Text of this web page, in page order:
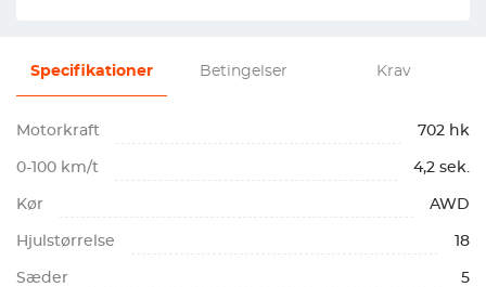
Specifikationer Betingelser Krav
Motorkraft 702 hk
0-100 km/t 4,2 sek.
Kør AWD
Hjulstørrelse 18
Sæder 5